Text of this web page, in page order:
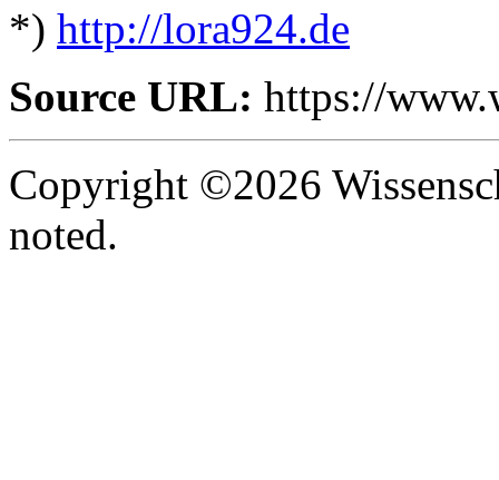
*) http://lora924.de
Source URL: https://
Copyright ©2026
noted.